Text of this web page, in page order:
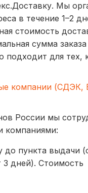
Мы
в течение 1–2
стоимость
сумма
подходит для тех,
компании (СДЭК,
России мы
компаниями:
пункта выдачи
дней). Стоимость